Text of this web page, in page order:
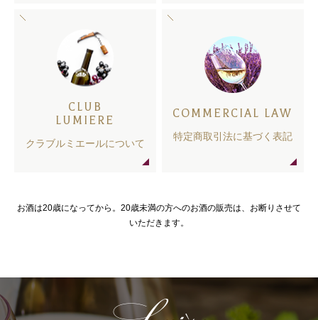
CLUB
LUMIERE
クラブルミエールについて
COMMERCIAL LAW
特定商取引法に基づく表記
お酒は20歳になってから。20歳未満の方へのお酒の販売は、お断りさせて
いただきます。